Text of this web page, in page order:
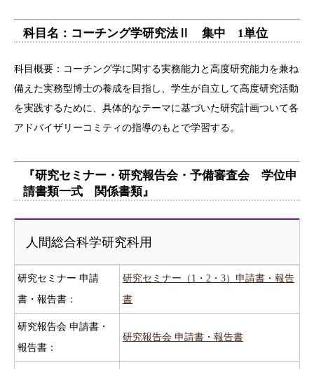
科目名：コーチング学研究法Ⅱ 集中 1単位
科目概要：コーチング学に関する実務能力と高度研究能力を兼ね
備えた実務型博士の養成を目指し、学生が自立して高度研究活動
を実践するために、具体的なテーマに基づいた研究計画ついて各
アドバイザリーコミティの指導のもとで学習する。
『研究セミナー・研究報告会・予備審査会 学位申
請書類一式 関係書類』
人間総合科学研究科用
研究セミナー 申請
書・報告書：
研究セミナー（1・2・3）申請書・報告
書
研究報告会 申請書・
報告書：
研究報告会 申請書・報告書